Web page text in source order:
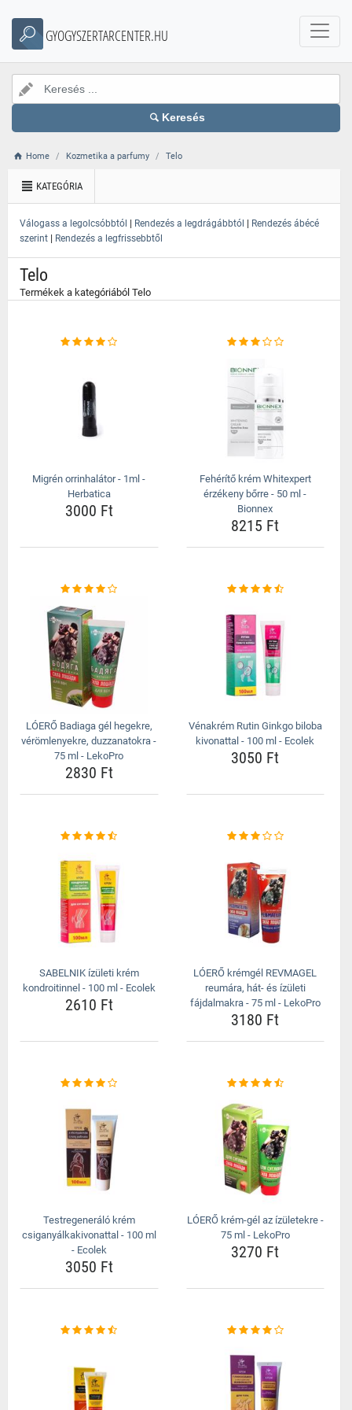
GYOGYSZERTARCENTER.HU
Keresés
Home Kozmetika a parfumy Telo
KATEGÓRIA
Válogass a legolcsóbbtól | Rendezés a legdrágábbtól | Rendezés ábécé
szerint | Rendezés a legfrissebbtől
Telo
Termékek a kategóriából Telo
Migrén orrinhalátor - 1ml -
Herbatica
3000 Ft
Fehérítő krém Whitexpert
érzékeny bőrre - 50 ml -
Bionnex
8215 Ft
LÓERŐ Badiaga gél hegekre,
vérömlenyekre, duzzanatokra -
75 ml - LekoPro
2830 Ft
Vénakrém Rutin Ginkgo biloba
kivonattal - 100 ml - Ecolek
3050 Ft
SABELNIK ízületi krém
kondroitinnel - 100 ml - Ecolek
2610 Ft
LÓERŐ krémgél REVMAGEL
reumára, hát- és ízületi
fájdalmakra - 75 ml - LekoPro
3180 Ft
Testregeneráló krém
csiganyálkakivonattal - 100 ml
- Ecolek
3050 Ft
LÓERŐ krém-gél az ízületekre -
75 ml - LekoPro
3270 Ft